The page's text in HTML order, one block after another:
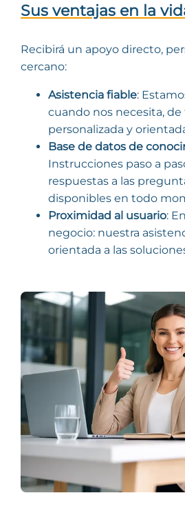
Sus ventajas en la
Recibirá un apoyo directo,
cercano:
Asistencia fiable:
cuando nos necesita, de
personalizada y
Base de datos de
Instrucciones paso a
respuestas a las
disponibles en todo
Proximidad al usuario:
negocio: nuestra
orientada a las